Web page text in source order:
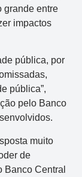
grande entre
impactos
pública, por
pública”,
pelo Banco
muito
de
Banco Central